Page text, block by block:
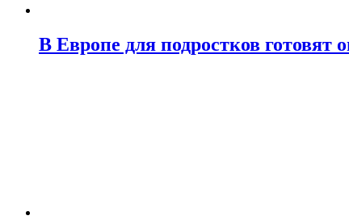
В Европе для подростков готовят